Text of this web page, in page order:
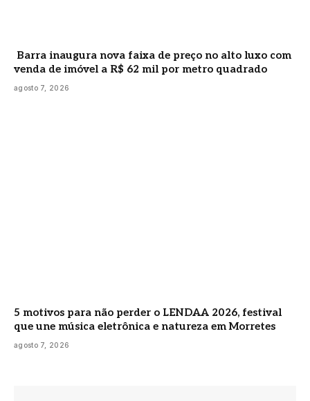
Barra inaugura nova faixa de preço no alto luxo com
venda de imóvel a R$ 62 mil por metro quadrado
agosto 7, 2026
5 motivos para não perder o LENDAA 2026, festival
que une música eletrônica e natureza em Morretes
agosto 7, 2026